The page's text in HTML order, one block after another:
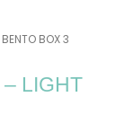
BOX 3
LIGHT